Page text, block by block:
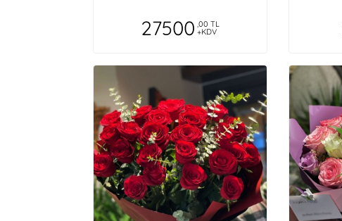
27500 ,00 TL
+KDV